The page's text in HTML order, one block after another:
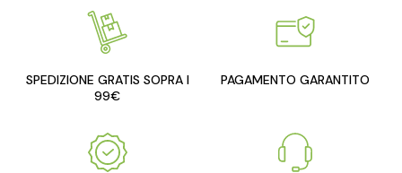
SPEDIZIONE GRATIS SOPRA I
99€
PAGAMENTO GARANTITO